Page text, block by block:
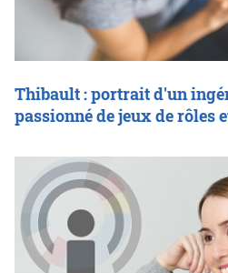
Thibault : portrait d'un
passionné de jeux de rôles